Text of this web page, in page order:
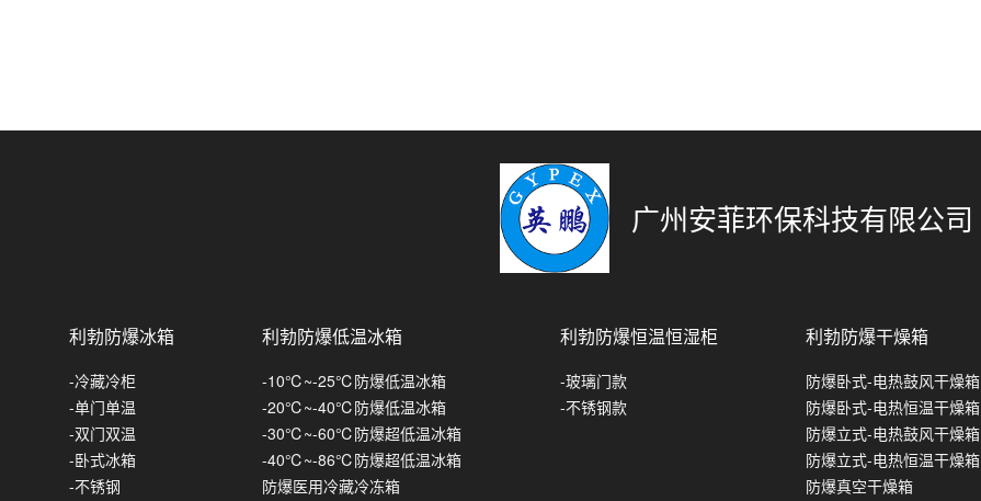
风管式-防爆降温除湿机
防爆风幕机-电加热
防爆风幕机-冷库系列
镀锌板款
不锈钢款
-双室真空包装机
防爆薄膜封口机
英鹏防爆手持式打包机
英鹏防爆收缩机
英鹏防爆自动封盖机
英鹏防爆缠绕机
英鹏防爆电动工具
广州安菲环保科技有限公司
利勃防爆冰箱
-冷藏冷柜
-单门单温
-双门双温
-卧式冰箱
-不锈钢
利勃防爆低温冰箱
-10℃~-25℃防爆低温冰箱
-20℃~-40℃防爆低温冰箱
-30℃~-60℃防爆超低温冰箱
-40℃~-86℃防爆超低温冰箱
防爆医用冷藏冷冻箱
利勃防爆恒温恒湿柜
-玻璃门款
-不锈钢款
利勃防爆干燥箱
防爆卧式-电热鼓风干燥箱
防爆卧式-电热恒温干燥箱
防爆立式-电热鼓风干燥箱
防爆立式-电热恒温干燥箱
防爆真空干燥箱